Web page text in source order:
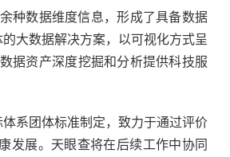
种数据维度信息，形成了具备数据
大数据解决方案，以可视化方式呈
据资产深度挖掘和分析提供科技服
系团体标准制定，致力于通过评价
发展。天眼查将在后续工作中协同